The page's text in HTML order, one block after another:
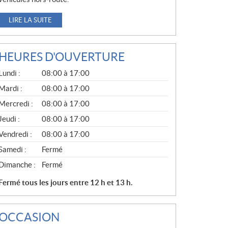
LIRE LA SUITE
HEURES D'OUVERTURE
Lundi :
08:00 à 17:00
Mardi :
08:00 à 17:00
Mercredi :
08:00 à 17:00
:
08:00 à 17:00
:
08:00 à 17:00
:
Fermé
Dimanche :
Fermé
Fermé tous les jours entre 12 h et 13 h.